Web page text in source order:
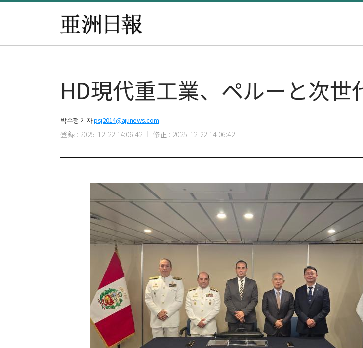
HD現代重工業、ペルーと次
박수정 기자psj2014@ajunews.com
登録 : 2025-12-22 14:06:42 修正 : 2025-12-22 14:06:42